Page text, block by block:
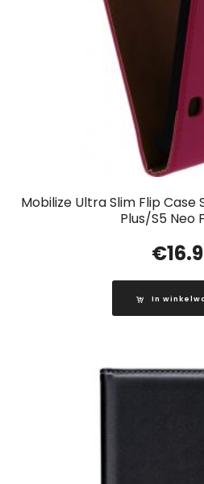
Mobilize Ultra Slim Flip Case
Plus/S5 Neo
€
In